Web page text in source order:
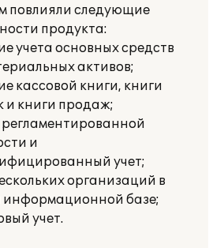
повлияли следующие
продукта:
учета основных средств
активов;
кассовой книги, книги
и книги продаж;
и
учет;
организаций в
информационной базе;
учет.